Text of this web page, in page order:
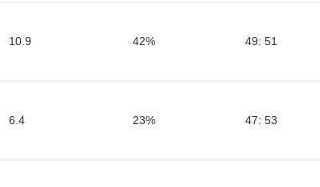
10.9 42% 49: 51
6.4 23% 47: 53